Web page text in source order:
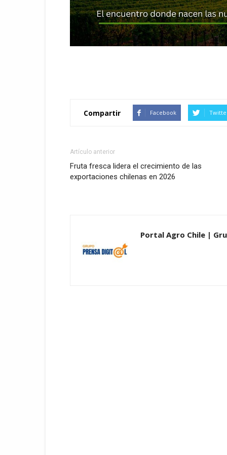
Compartir Facebook
Artículo anterior
Fruta fresca lidera el crecimiento de las
exportaciones chilenas en 2026
Portal Agro Chile |